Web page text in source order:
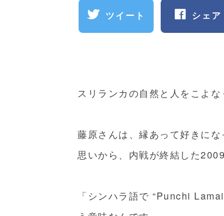
ツイート シェア
スリランカの自然と人をこよ
藤原さんは、縁あって好きに
思いから、内戦が終結した
「シンハラ語で “Punchi